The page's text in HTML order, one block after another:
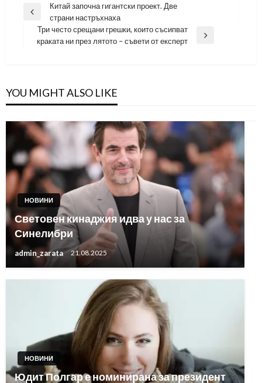
Навигация
Previous
Post
Китай започна гигантски проект. Две
страни настръхнаха
Next
Три често срещани грешки, които съсипват
краката ни през лятото – съвети от експерт
YOU MIGHT ALSO LIKE
НОВИНИ
Световен кинаджия идва у нас за
Синелибри
admin_zarata 21.08.2025
НОВИНИ
Юдит Полгар е номинирана за президент